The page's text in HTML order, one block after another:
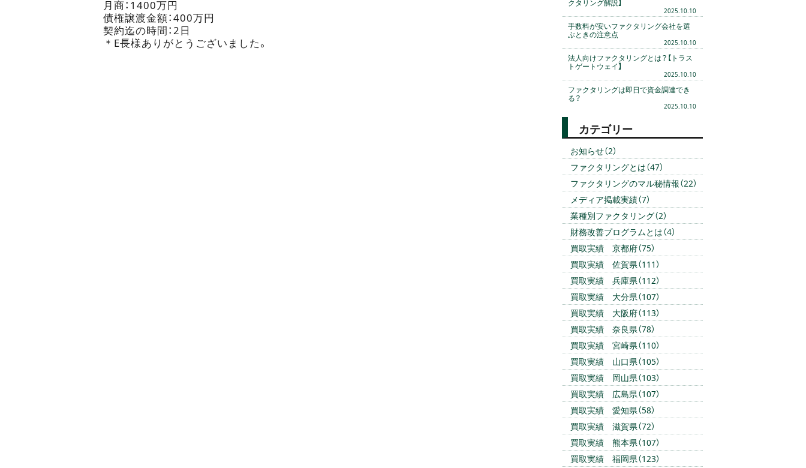
月商：1400万円
債権譲渡金額：400万円
契約迄の時間：2日
＊E長様ありがとうございました。
クタリング解説】
2025.10.10
手数料が安いファクタリング会社を選
ぶときの注意点
2025.10.10
法人向けファクタリングとは？【トラス
トゲートウェイ】
2025.10.10
ファクタリングは即日で資金調達でき
る？
2025.10.10
カテゴリー
お知らせ（2）
ファクタリングとは（47）
ファクタリングのマル秘情報（22）
メディア掲載実績（7）
業種別ファクタリング（2）
財務改善プログラムとは（4）
買取実績 京都府（75）
買取実績 佐賀県（111）
買取実績 兵庫県（112）
買取実績 大分県（107）
買取実績 大阪府（113）
買取実績 奈良県（78）
買取実績 宮崎県（110）
買取実績 山口県（105）
買取実績 岡山県（103）
買取実績 広島県（107）
買取実績 愛知県（58）
買取実績 滋賀県（72）
買取実績 熊本県（107）
買取実績 福岡県（123）